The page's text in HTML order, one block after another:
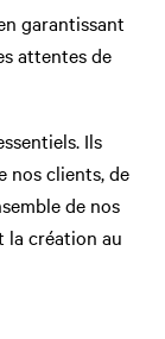
garantissant
attentes de
Ils
nos clients, de
de nos
la création au